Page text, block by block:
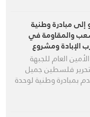
مبادرة وطنية
والمقاومة في
ومشروع
العام للجبهة
فلسطين جميل
وطنية لوحدة